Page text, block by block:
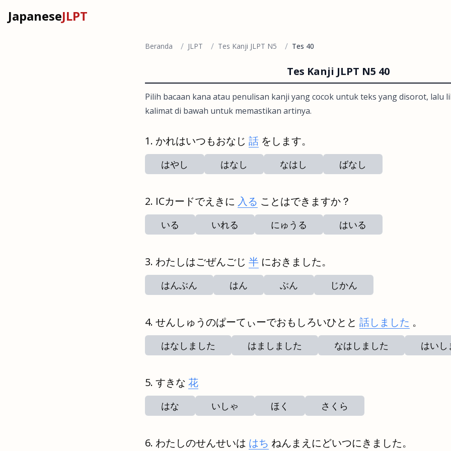
JapaneseJLPT
Beranda / JLPT / Tes Kanji JLPT N5 / Tes 40
Tes Kanji JLPT N5 40
Pilih bacaan kana atau penulisan kanji yang cocok untuk teks yang disorot, lalu
kalimat di bawah untuk memastikan artinya.
かれはいつもおなじ 話 をします。
はやし はなし なはし ばなし
ICカードでえきに 入る ことはできますか？
いる いれる にゅうる はいる
わたしはごぜんごじ 半 におきました。
はんぶん はん ぶん じかん
せんしゅうのぱーてぃーでおもしろいひとと 話しました 。
はなしました はましました なはしました はいし
すきな 花
はな いしゃ ほく さくら
わたしのせんせいは はち ねんまえにどいつにきました。